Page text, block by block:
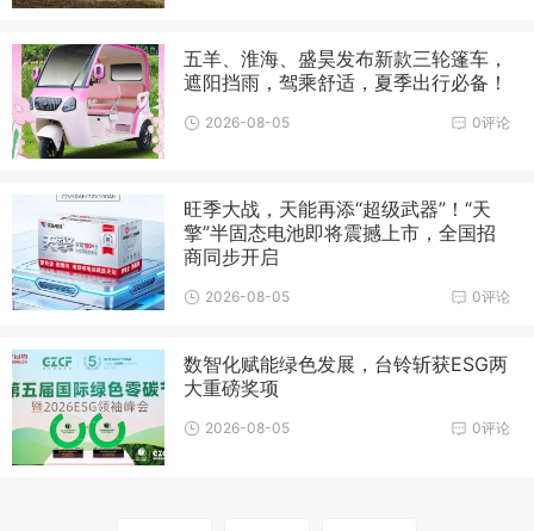
五羊、淮海、盛昊发布新款三轮篷车，
遮阳挡雨，驾乘舒适，夏季出行必备！
0评论
2026-08-05
旺季大战，天能再添“超级武器”！“天
擎”半固态电池即将震撼上市，全国招
商同步开启
0评论
2026-08-05
数智化赋能绿色发展，台铃斩获ESG两
大重磅奖项
0评论
2026-08-05